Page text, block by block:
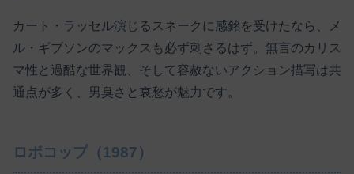
カート・ラッセル演じるスネークに感銘を受けたなら、メ
ル・ギブソンのマックスも必ず刺さるはず。無言のカリス
マ性と過酷な世界観、そして容赦ないアクション描写は共
通点が多く、男臭さと哀愁が魅力です。
ロボコップ（1987）